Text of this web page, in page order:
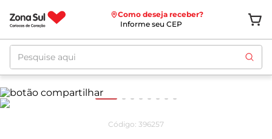
Como deseja receber?
Informe seu CEP
Pesquise aqui
Código: 396257